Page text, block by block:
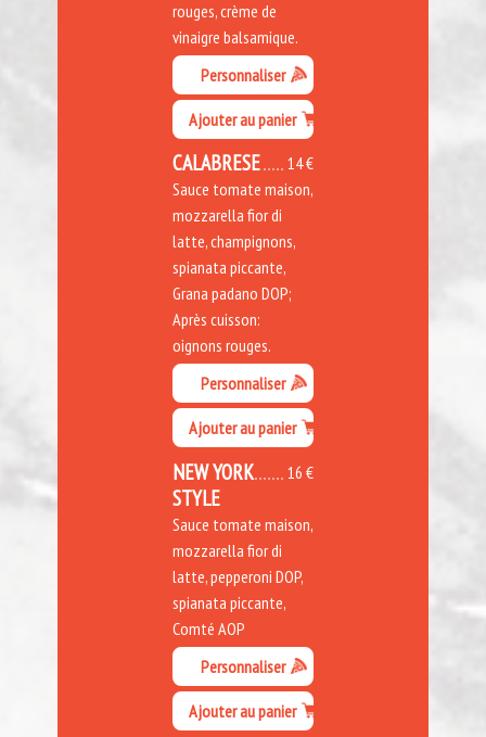
rouges, crème de
vinaigre balsamique.
Personnaliser
Ajouter au panier
14 €
CALABRESE
Sauce tomate maison,
mozzarella fior di
latte, champignons,
spianata piccante,
Grana padano DOP;
Après cuisson:
oignons rouges.
Personnaliser
Ajouter au panier
16 €
NEW YORK
STYLE
Sauce tomate maison,
mozzarella fior di
latte, pepperoni DOP,
spianata piccante,
Comté AOP
Personnaliser
Ajouter au panier